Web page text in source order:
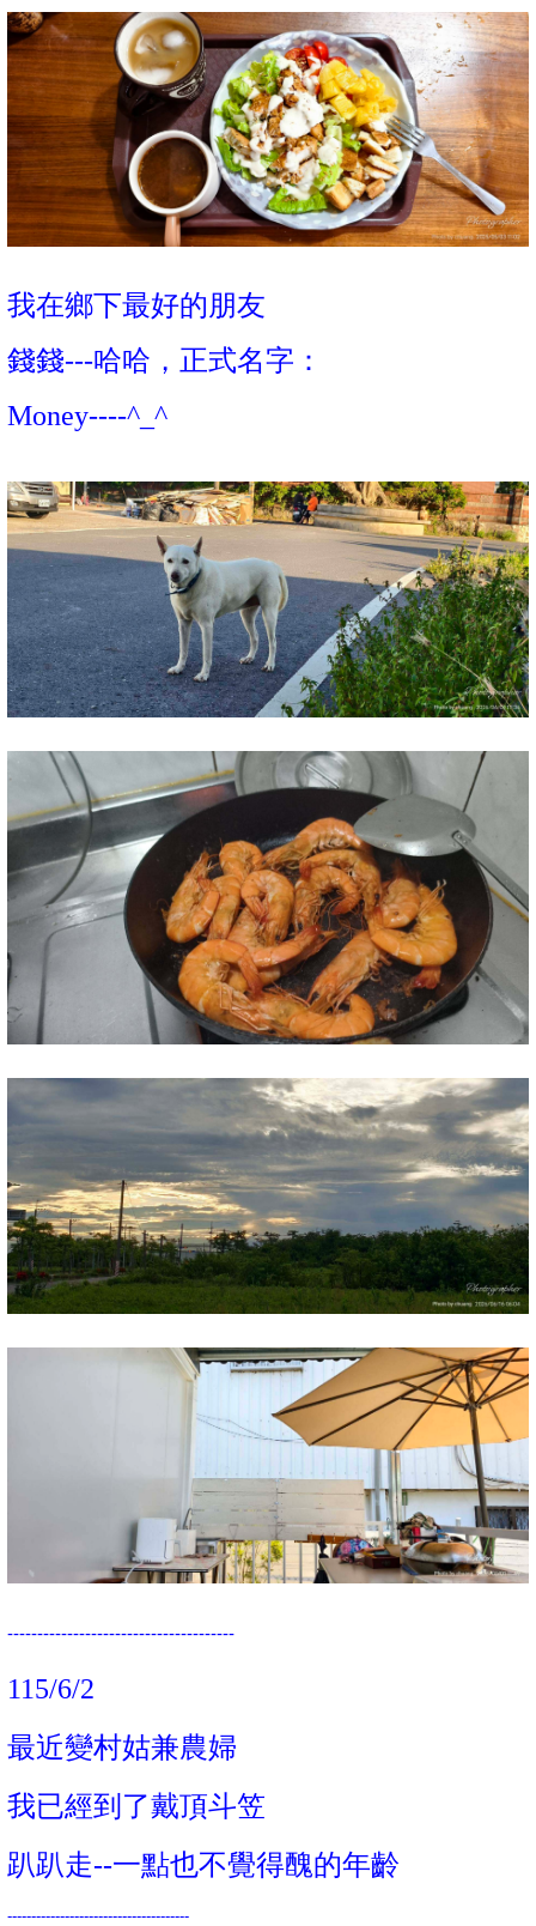
我在鄉下最好的朋友
錢錢---哈哈，正式名字：
Money----^_^
--------------------------------------
115/6/2
最近變村姑兼農婦
我已經到了戴頂斗笠
趴趴走--一點也不覺得醜的年齡
--------------------------------------